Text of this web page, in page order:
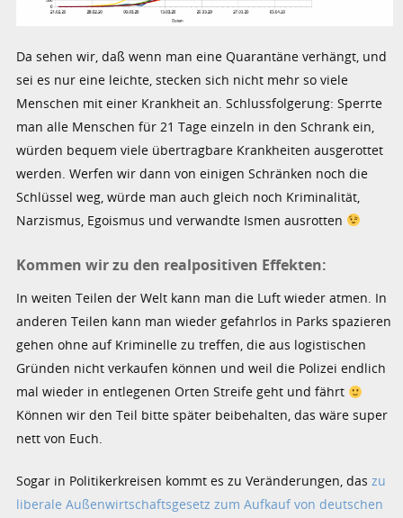
Da sehen wir, daß wenn man eine Quarantäne verhängt, und
sei es nur eine leichte, stecken sich nicht mehr so viele
Menschen mit einer Krankheit an. Schlussfolgerung: Sperrte
man alle Menschen für 21 Tage einzeln in den Schrank ein,
würden bequem viele übertragbare Krankheiten ausgerottet
werden. Werfen wir dann von einigen Schränken noch die
Schlüssel weg, würde man auch gleich noch Kriminalität,
Narzismus, Egoismus und verwandte Ismen ausrotten
Kommen wir zu den realpositiven Effekten:
In weiten Teilen der Welt kann man die Luft wieder atmen. In
anderen Teilen kann man wieder gefahrlos in Parks spazieren
gehen ohne auf Kriminelle zu treffen, die aus logistischen
Gründen nicht verkaufen können und weil die Polizei endlich
mal wieder in entlegenen Orten Streife geht und fährt
Können wir den Teil bitte später beibehalten, das wäre super
nett von Euch.
Sogar in Politikerkreisen kommt es zu Veränderungen, daszu
liberale Außenwirtschaftsgesetz zum Aufkauf von deutschen